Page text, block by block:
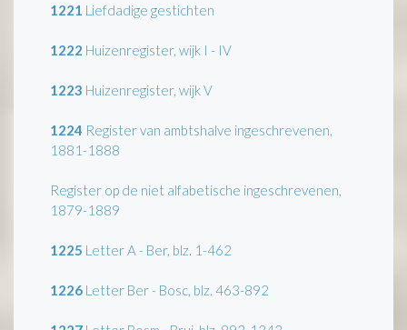
1221 Liefdadige gestichten
1222 Huizenregister, wijk I - IV
1223 Huizenregister, wijk V
1224 Register van ambtshalve ingeschrevenen,
1881-1888
Register op de niet alfabetische ingeschrevenen,
1879-1889
1225 Letter A - Ber, blz. 1-462
1226 Letter Ber - Bosc, blz. 463-892